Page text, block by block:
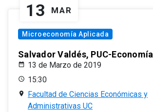
13 MAR
Microeconomía Aplicada
Salvador Valdés, PUC-Economía
13 de Marzo de 2019
15:30
Facultad de Ciencias Económicas y
Administrativas UC